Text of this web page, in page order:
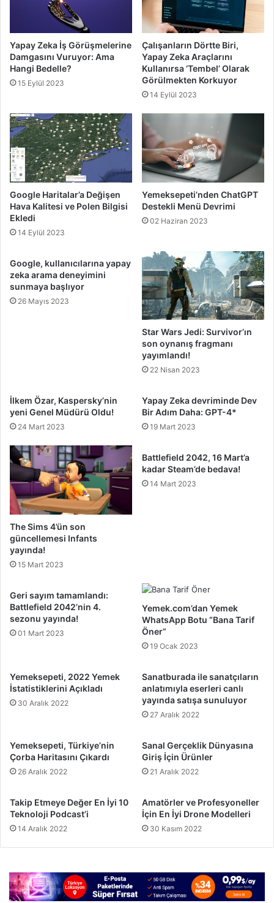
Yapay Zeka İş Görüşmelerine
Damgasını Vuruyor: Ama
Hangi Bedelle?
15 Eylül 2023
Çalışanların Dörtte Biri,
Yapay Zeka Araçlarını
Kullanırsa ‘Tembel’ Olarak
Görülmekten Korkuyor
14 Eylül 2023
Google Haritalar’a Değişen
Hava Kalitesi ve Polen Bilgisi
Ekledi
14 Eylül 2023
Yemeksepeti’nden ChatGPT
Destekli Menü Devrimi
02 Haziran 2023
Google, kullanıcılarına yapay
zeka arama deneyimini
sunmaya başlıyor
26 Mayıs 2023
Star Wars Jedi: Survivor’ın
son oynanış fragmanı
yayımlandı!
22 Nisan 2023
İlkem Özar, Kaspersky’nin
yeni Genel Müdürü Oldu!
24 Mart 2023
Yapay Zeka devriminde Dev
Bir Adım Daha: GPT-4*
19 Mart 2023
The Sims 4’ün son
güncellemesi Infants
yayında!
15 Mart 2023
Battlefield 2042, 16 Mart’a
kadar Steam’de bedava!
14 Mart 2023
Geri sayım tamamlandı:
Battlefield 2042’nin 4.
sezonu yayında!
01 Mart 2023
Yemek.com’dan Yemek
WhatsApp Botu “Bana Tarif
Öner”
19 Ocak 2023
Yemeksepeti, 2022 Yemek
İstatistiklerini Açıkladı
30 Aralık 2022
Sanatburada ile sanatçıların
anlatımıyla eserleri canlı
yayında satışa sunuluyor
27 Aralık 2022
Yemeksepeti, Türkiye’nin
Çorba Haritasını Çıkardı
26 Aralık 2022
Sanal Gerçeklik Dünyasına
Giriş İçin Ürünler
21 Aralık 2022
Takip Etmeye Değer En İyi 10
Teknoloji Podcast’i
14 Aralık 2022
Amatörler ve Profesyoneller
İçin En İyi Drone Modelleri
30 Kasım 2022